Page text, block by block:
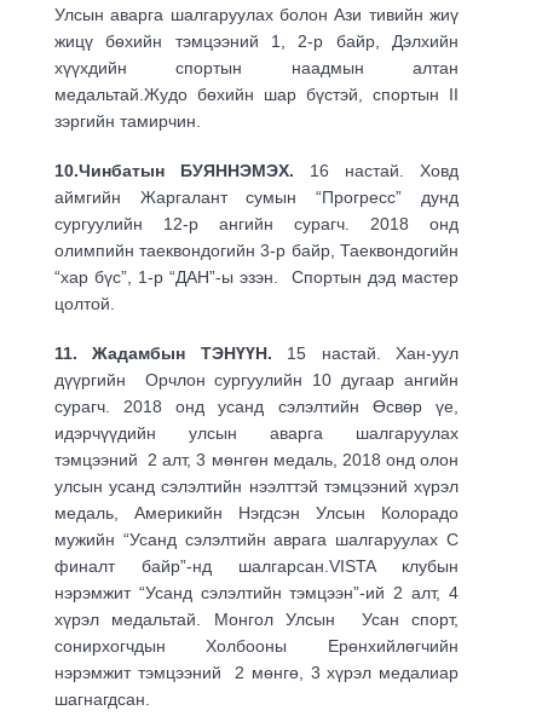
Улсын аварга шалгаруулах болон Ази тивийн жиү
жицү бөхийн тэмцээний 1, 2-р байр, Дэлхийн
хүүхдийн спортын наадмын алтан
медальтай.Жудо бөхийн шар бүстэй, спортын II
зэргийн тамирчин.
10.Чинбатын БУЯННЭМЭХ. 16 настай. Ховд
аймгийн Жаргалант сумын “Прогресс” дунд
сургуулийн 12-р ангийн сурагч. 2018 онд
олимпийн таеквондогийн 3-р байр, Таеквондогийн
“хар бүс”, 1-р “ДАН”-ы эзэн. Спортын дэд мастер
цолтой.
11. Жадамбын ТЭНҮҮН. 15 настай. Хан-уул
дүүргийн Орчлон сургуулийн 10 дугаар ангийн
сурагч. 2018 онд усанд сэлэлтийн Өсвөр үе,
идэрчүүдийн улсын аварга шалгаруулах
тэмцээний 2 алт, 3 мөнгөн медаль, 2018 онд олон
улсын усанд сэлэлтийн нээлттэй тэмцээний хүрэл
медаль, Америкийн Нэгдсэн Улсын Колорадо
мужийн “Усанд сэлэлтийн аврага шалгаруулах С
финалт байр”-нд шалгарсан.VISTA клубын
нэрэмжит “Усанд сэлэлтийн тэмцээн”-ий 2 алт, 4
хүрэл медальтай. Монгол Улсын Усан спорт,
сонирхогчдын Холбооны Ерөнхийлөгчийн
нэрэмжит тэмцээний 2 мөнгө, 3 хүрэл медалиар
шагнагдсан.